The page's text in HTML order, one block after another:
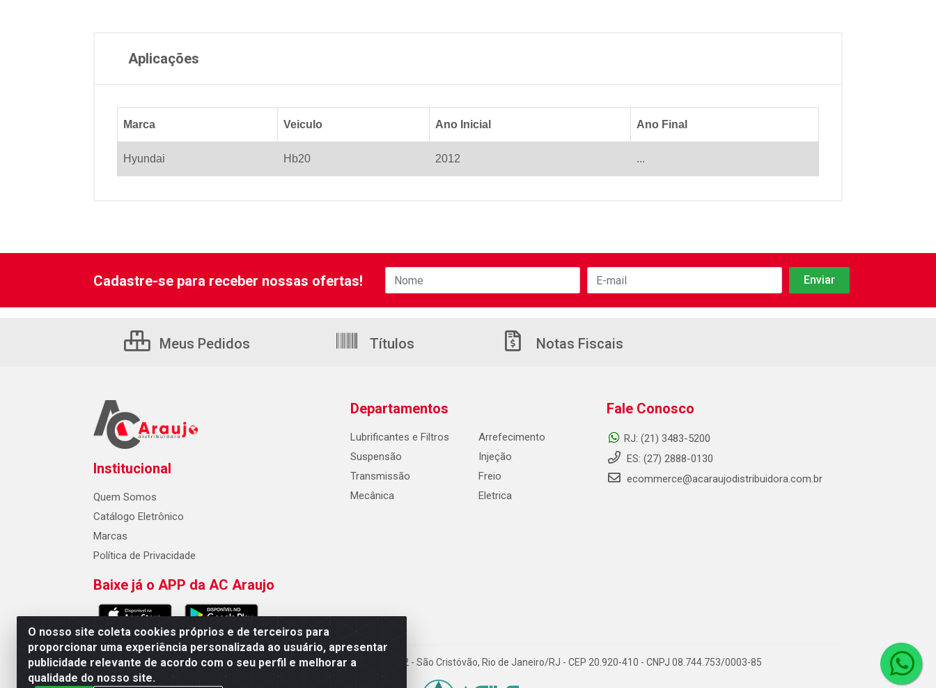
Aplicações
Marca Veiculo Ano Inicial Ano Final
Hyundai Hb20 2012 ...
O nosso site coleta cookies próprios e de terceiros para
proporcionar uma experiência personalizada ao usuário, apresentar
publicidade relevante de acordo com o seu perfil e melhorar a
qualidade do nosso site.
Cadastre-se para receber nossas ofertas!
Meus Pedidos Títulos Notas Fiscais
Institucional
Quem Somos
Catálogo Eletrônico
Marcas
Política de Privacidade
Baixe já o APP da AC Araujo
Departamentos
Lubrificantes e Filtros
Suspensão
Transmissão
Mecânica
Arrefecimento
Injeção
Freio
Eletrica
Fale Conosco
RJ: (21) 3483-5200
ES: (27) 2888-0130
ecommerce@acaraujodistribuidora.com.br
AC Araujo Distribuidora - Rua Carneiro de Campos, 42 - São Cristóvão, Rio de Janeiro/RJ - CEP 20.920-410 - CNPJ 08.744.753/0003-85